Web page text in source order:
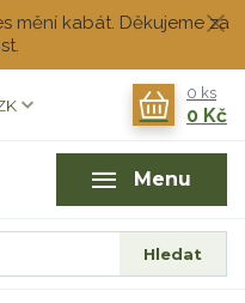
mění kabát. Děkujeme za
Menu
Hledat
0 ks
0 Kč